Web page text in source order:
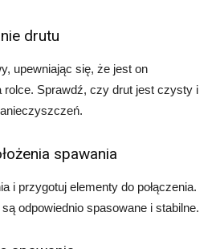
drutu
upewniając się, że jest on
rolce. Sprawdź, czy drut jest czysty i
spawania
i przygotuj elementy do połączenia.
odpowiednio spasowane i stabilne.